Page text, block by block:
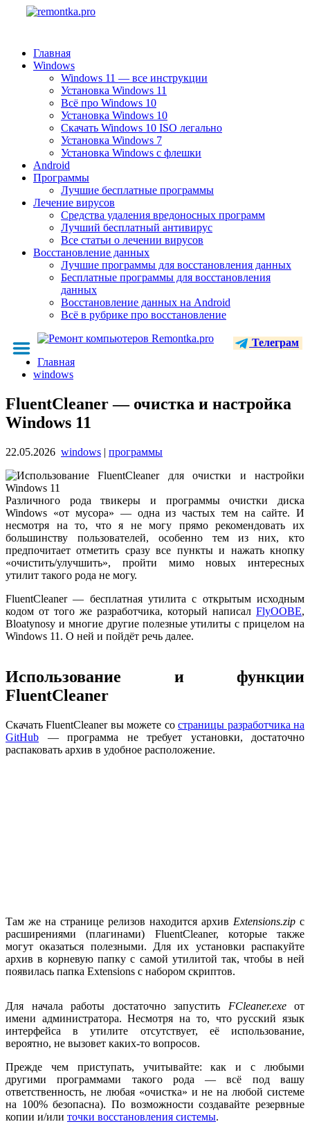
Главная
Windows
Windows 11 — все инструкции
Установка Windows 11
Всё про Windows 10
Установка Windows 10
Скачать Windows 10 ISO легально
Установка Windows 7
Установка Windows с флешки
Android
Программы
Лучшие бесплатные программы
Лечение вирусов
Средства удаления вредоносных программ
Лучший бесплатный антивирус
Все статьи о лечении вирусов
Восстановление данных
Лучшие программы для восстановления данных
Бесплатные программы для восстановления
данных
Восстановление данных на Android
Всё в рубрике про восстановление
Телеграм
Главная
windows
FluentCleaner — очистка и настройка
Windows 11
22.05.2026 windows | программы
Различного рода твикеры и программы очистки диска
Windows «от мусора» — одна из частых тем на сайте. И
несмотря на то, что я не могу прямо рекомендовать их
большинству пользователей, особенно тем из них, кто
предпочитает отметить сразу все пункты и нажать кнопку
«очистить/улучшить», пройти мимо новых интересных
утилит такого рода не могу.
FluentCleaner — бесплатная утилита с открытым исходным
кодом от того же разработчика, который написал FlyOOBE,
Bloatynosy и многие другие полезные утилиты с прицелом на
Windows 11. О ней и пойдёт речь далее.
Использование и функции
FluentCleaner
Скачать FluentCleaner вы можете состраницы разработчика на
GitHub — программа не требует установки, достаточно
распаковать архив в удобное расположение.
Там же на странице релизов находится архив Extensions.zip с
расширениями (плагинами) FluentCleaner, которые также
могут оказаться полезными. Для их установки распакуйте
архив в корневую папку с самой утилитой так, чтобы в ней
появилась папка Extensions с набором скриптов.
Для начала работы достаточно запустить FCleaner.exeот
имени администратора. Несмотря на то, что русский язык
интерфейса в утилите отсутствует, её использование,
вероятно, не вызовет каких-то вопросов.
Прежде чем приступать, учитывайте: как и с любыми
другими программами такого рода — всё под вашу
ответственность, не любая «очистка» и не на любой системе
на 100% безопасна). По возможности создавайте резервные
копии и/или точки восстановления системы.